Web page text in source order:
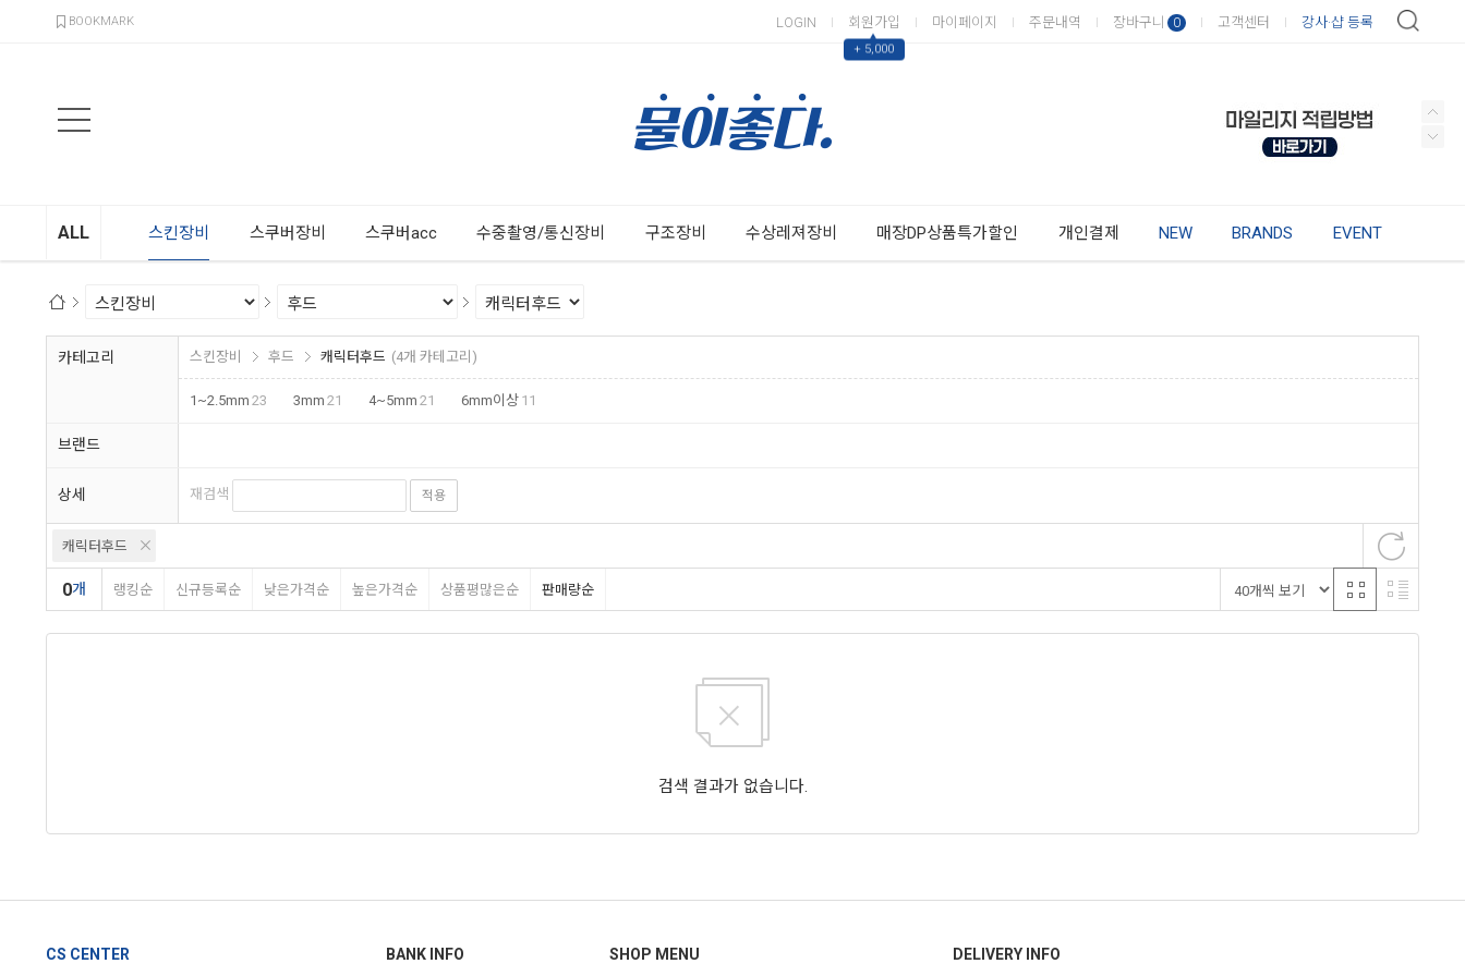
BOOKMARK LOGIN 회원가입
▲
+ 5,000
마이페이지 주문내역 장바구니 0 고객센터 강사·샵 등록
ALL 스킨장비 스쿠버장비 스쿠버acc 수중촬영/통신장비 구조장비 수상레져장비 매장DP상품특가할인 개인결제 NEW BRANDS EVENT
카테고리 스킨장비 후드 캐릭터후드 (4개 카테고리)
1~2.5mm 23 3mm 21 4~5mm 21 6mm이상 11
브랜드
상세 재검색 적용
캐릭터후드
0개 랭킹순 신규등록순 낮은가격순 높은가격순 상품평많은순 판매량순
검색 결과가 없습니다.
CS CENTER BANK INFO SHOP MENU DELIVERY INFO